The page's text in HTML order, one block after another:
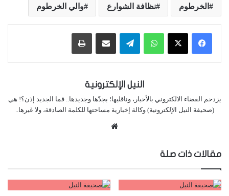
الخرطوم نظافة الشوارع والي الخرطوم
واتساب تيلقرام مشاركة عبر البريد طباعة
النيل الإلكترونية
يزدحم الفضاء الالكتروني بالأخبار، وناقليها؛ بجدّها وجديدها.. فما الجديد إذن؟! هي
(صحيفة النيل الإلكترونية) وكالة إخبارية مساحتها للكلمة الصادقة، ولا غيرها..
مقالات ذات صلة